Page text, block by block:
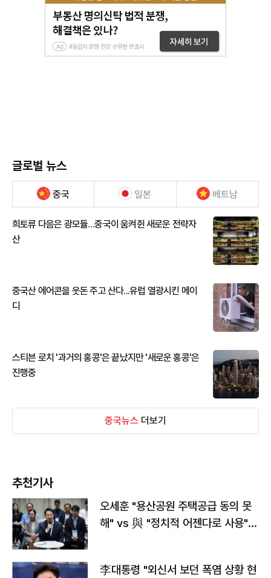
글로벌 뉴스
중국 일본 베트남
희토류 다음은 광모듈…중국이 움켜쥔 새로운 전략자
산
중국산 에어콘을 웃돈 주고 산다...유럽 열광시킨 메이
디
스티븐 로치 '과거의 홍콩'은 끝났지만 '새로운 홍콩'은
진행중
중국뉴스 더보기
추천기사
오세훈 "용산공원 주택공급 동의 못
해" vs 與 "정치적 어젠다로 사용"
李대통령 "외신서 보던 폭염 상황 현